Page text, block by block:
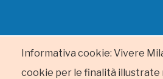
Informativa cookie: Vivere
cookie per le finalità illustrate